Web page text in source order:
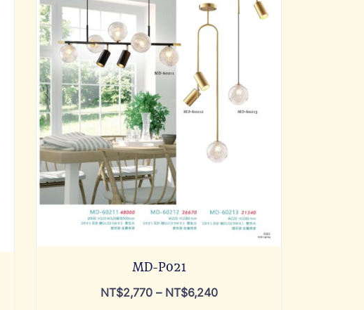
MD-P021
NT$2,770– NT$6,240